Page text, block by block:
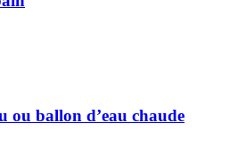
ou ballon d’eau chaude